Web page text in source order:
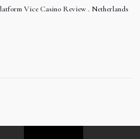
Vice Casino Review . Netherlands